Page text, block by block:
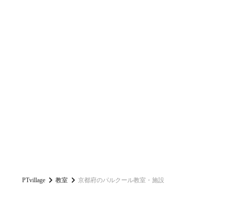
PTvillage 教室 京都府のパルクール教室・施設